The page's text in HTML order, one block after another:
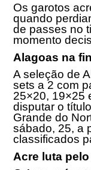
Os garotos
quando
de passes no
momento
Alagoas na
A seleção de
sets a 2 com
25×20, 19×25
disputar o
Grande do
sábado, 25, a
classificados
Acre luta